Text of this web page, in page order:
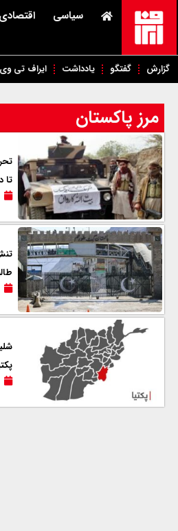
سیاسی اقتصادی
گزارش گفتگو یادداشت ایراف تی وی
مرز پاکستان
تا
پکتیا ۵